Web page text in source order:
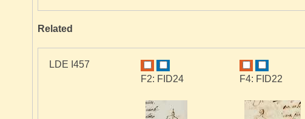
Related
LDE I457
F2: FID24
F4: FID22